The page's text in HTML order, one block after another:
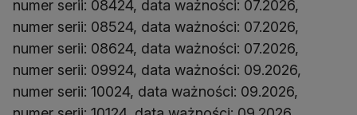
numer serii: 08424, data ważności: 07.2026,
numer serii: 08524, data ważności: 07.2026,
numer serii: 08624, data ważności: 07.2026,
numer serii: 09924, data ważności: 09.2026,
numer serii: 10024, data ważności: 09.2026,